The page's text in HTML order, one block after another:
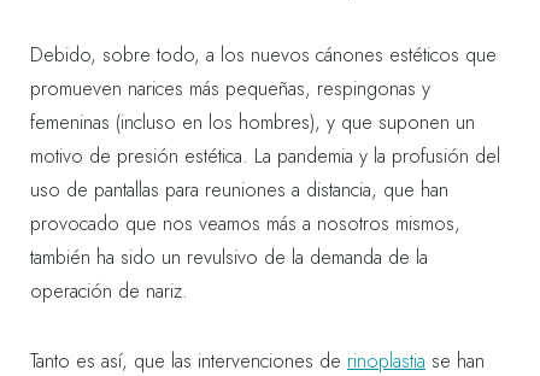
Debido, sobre todo, a los nuevos cánones estéticos que
promueven narices más pequeñas, respingonas y
femeninas (incluso en los hombres), y que suponen un
motivo de presión estética. La pandemia y la profusión del
uso de pantallas para reuniones a distancia, que han
provocado que nos veamos más a nosotros mismos,
también ha sido un revulsivo de la demanda de la
operación de nariz.
Tanto es así, que las intervenciones de rinoplastia se han